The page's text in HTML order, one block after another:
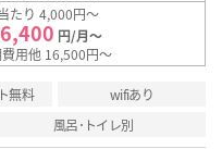
たり 4,000円～
円/月～
用他 16,500円～
無料
wifiあり
風呂･トイレ別